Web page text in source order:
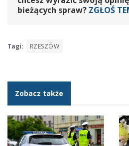
bieżących spraw? ZGŁOŚ
Tagi: RZESZÓW
Zobacz także